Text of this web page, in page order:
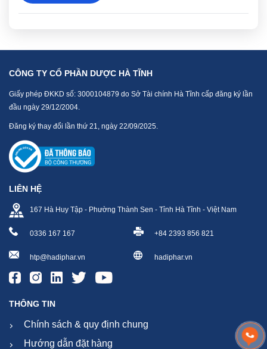
CÔNG TY CỔ PHẦN DƯỢC HÀ TĨNH
Giấy phép ĐKKD số: 3000104879 do Sở Tài chính Hà Tĩnh cấp đăng ký lần
đầu ngày 29/12/2004.
Đăng ký thay đổi lần thứ 21, ngày 22/09/2025.
LIÊN HỆ
167 Hà Huy Tập - Phường Thành Sen - Tỉnh Hà Tĩnh - Việt Nam
0336 167 167 +84 2393 856 821
htp@hadiphar.vn hadiphar.vn
THÔNG TIN
Chính sách & quy định chung
Hướng dẫn đặt hàng